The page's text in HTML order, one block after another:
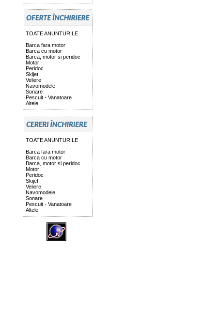
TOATE ANUNTURILE
Barca fara motor
Barca cu motor
Barca, motor si peridoc
Motor
Peridoc
Skijet
Veliere
Navomodele
Sonare
Pescuit - Vanatoare
Altele
TOATE ANUNTURILE
Barca fara motor
Barca cu motor
Barca, motor si peridoc
Motor
Peridoc
Skijet
Veliere
Navomodele
Sonare
Pescuit - Vanatoare
Altele